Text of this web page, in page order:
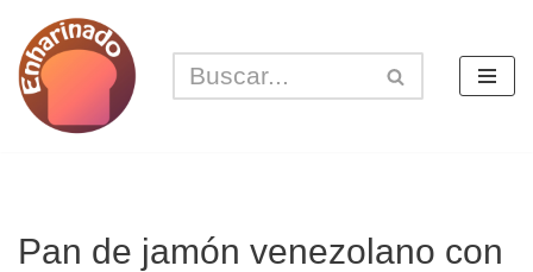
Saltar
al
Pan de jamón venezolano con